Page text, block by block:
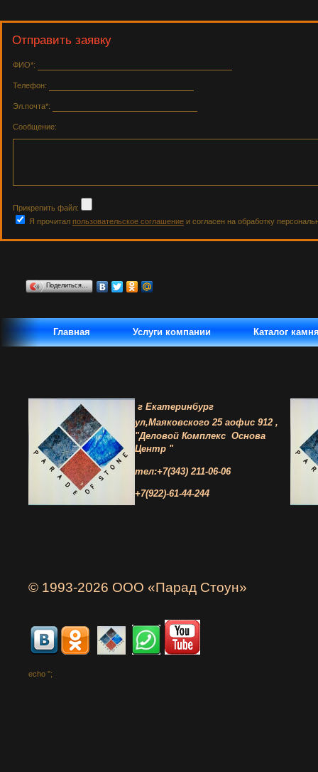
Отправить заявку
ФИО*:
Телефон:
Эл.почта*:
Сообщение:
Прикрепить файл:
Я прочитал пользовательское соглашение и согласен на обработку
Поделиться…
Главная Услуги компании Каталог
г Екатеринбург
ул,Маяковского 25 аофис 912 ,
"Деловой Комплекс Основа
Центр "
тел:+7(343) 211-06-06
+7(922)-61-44-244
© 1993-2026 ООО «Парад Стоун»
echo '';